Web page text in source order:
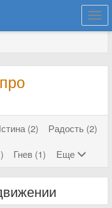
(2)
Радость (2)
Гнев (1) Еще